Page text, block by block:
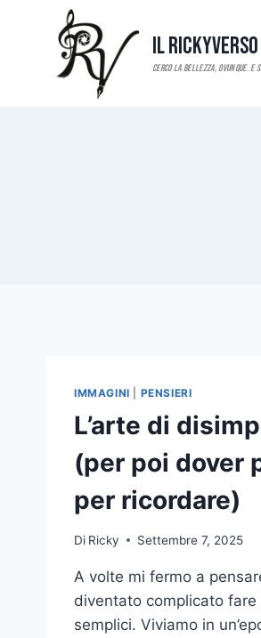
contenuto
Il RickyVerso
IMMAGINI PENSIERI
L’arte di
(per poi dover
per ricordare)
Di Ricky Settembre 7, 2025
A volte mi fermo a
diventato complicato fare
semplici. Viviamo in